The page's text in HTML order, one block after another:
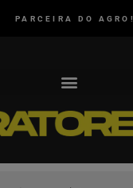
PARCEIRA DO AGRO!